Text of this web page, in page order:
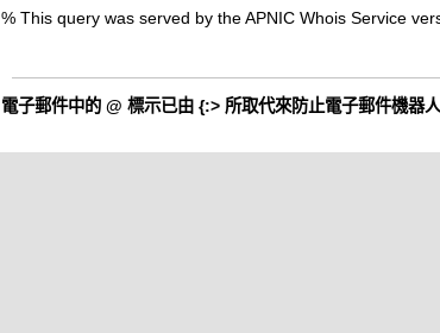
% This query was served by the APNIC Whois Service
電子郵件中的 @ 標示已由 {:> 所取代來防止電子郵件機器人